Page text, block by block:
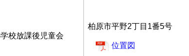
校放課後児童会
柏原市平野2丁目1番5号
位置図